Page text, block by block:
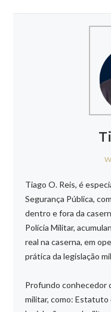
Tiago O. Reis, é
Segurança Pública,
dentro e fora da
Polícia Militar,
real na caserna, em
prática da legislação
Profundo conhecedor
militar, como: Estatuto